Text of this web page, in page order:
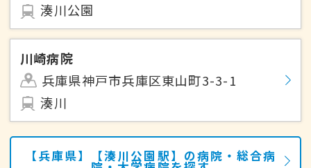
湊川公園
川崎病院
兵庫県神戸市兵庫区東山町3-3-1
湊川
【兵庫県】【湊川公園駅】の病院・総合病